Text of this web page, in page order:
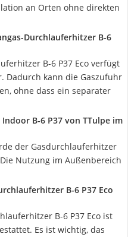
an Orten ohne direkten
Durchlauferhitzer B-6
B-6 P37 Eco verfügt
Dadurch kann die Gaszufuhr
ohne dass ein separater
B-6 P37 von TTulpe im
der Gasdurchlauferhitzer
Nutzung im Außenbereich
B-6 P37 Eco
B-6 P37 Eco ist
Es ist wichtig, das